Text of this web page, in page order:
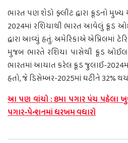
ભારત પણ શેડો ફ્લીટ દ્વારા ક્રૂડનો
2024માં રશિયાથી ભારત આવેલું ક્રૂડ
દ્વારા આવ્યું હતું. અમેરિકાએ એપ્રિલમાં
મુજબ ભારતે રશિયા પાસેથી ક્રૂડ
ભારતમાં આયાત કરેલ ક્રૂડ જુલાઈ-
હતો, જે ડિસેમ્બર-2025માં ઘટીને 32%
આ પણ વાંચો : 8મા પગાર પંચ પહેલા
પગાર-પેન્શનમાં ધરખમ વધારો